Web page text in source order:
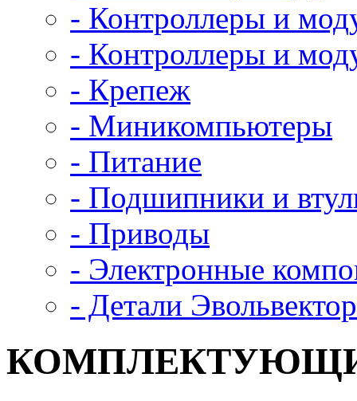
- Контроллеры и
- Контроллеры и
- Крепеж
- Миникомпьютеры
- Питание
- Подшипники и
- Приводы
- Электронные
- Детали Эвольвектор